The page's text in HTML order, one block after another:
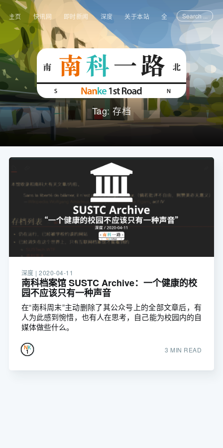
主页 快讯网 即时新闻 深度 关于本站 全部文章Search ...
Tag: 存档
深度 |2020-04-11
南科档案馆 SUSTC Archive：一个健康的校
园不应该只有一种声音
在“南科周末”主动删除了其公众号上的全部文章后，有
人为此感到惋惜，也有人在思考，自己能为校园内的自
媒体做些什么。
3 MIN READ